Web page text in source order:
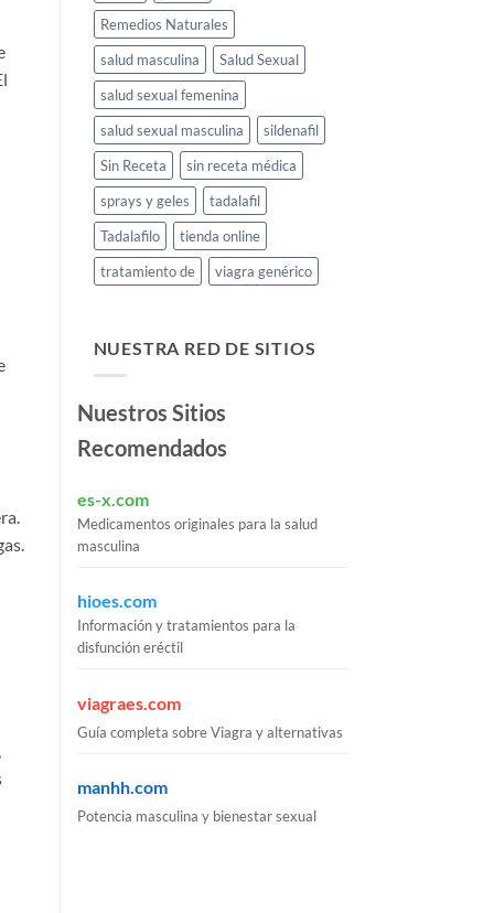
Remedios Naturales
salud masculina
Salud Sexual
salud sexual femenina
salud sexual masculina
sildenafil
Sin Receta
sin receta médica
sprays y geles
tadalafil
Tadalafilo
tienda online
tratamiento de
viagra genérico
NUESTRA RED DE SITIOS
Nuestros Sitios
Recomendados
es-x.com
Medicamentos originales para la salud
masculina
hioes.com
Información y tratamientos para la
disfunción eréctil
viagraes.com
Guía completa sobre Viagra y alternativas
manhh.com
Potencia masculina y bienestar sexual